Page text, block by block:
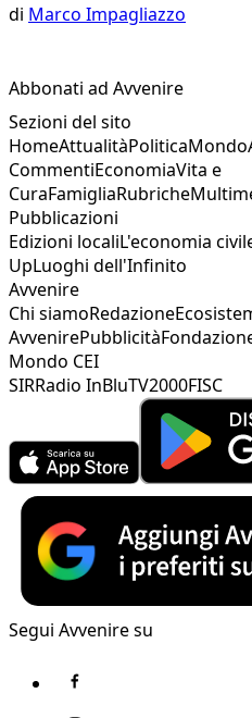
di Marco Impagliazzo
Abbonati ad Avvenire
Sezioni del sito
HomeAttualitàPoliticaMondo
CommentiEconomiaVita e
CuraFamigliaRubriche
Pubblicazioni
Edizioni localiL'economia
UpLuoghi dell'Infinito
Avvenire
Chi siamoRedazione
AvvenirePubblicità
Mondo CEI
SIRRadio InBluTV2000FISC
Segui Avvenire su